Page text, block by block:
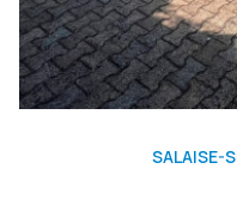
SALAISE-